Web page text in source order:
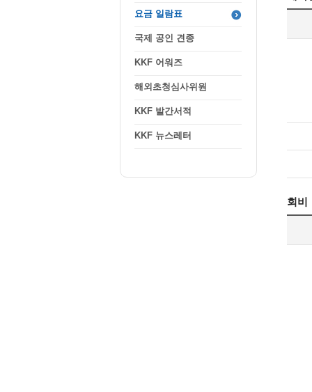
요금 일람표
국제 공인 견종
KKF 어워즈
해외초청심사위원
KKF 발간서적
KKF 뉴스레터
회비